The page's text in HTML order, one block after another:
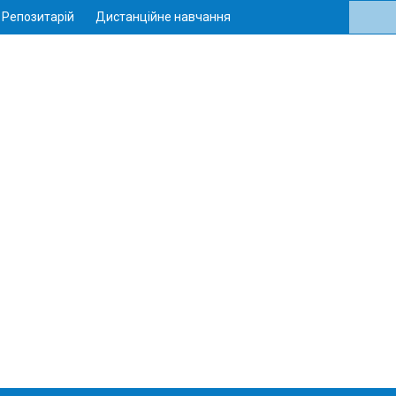
Репозитарій Дистанційне навчання